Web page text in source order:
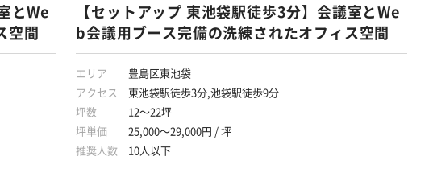
とWe
空間
【セットアップ 東池袋駅徒歩3分】会議室とWe
b会議用ブース完備の洗練されたオフィス空間
エリア
豊島区東池袋
アクセス
東池袋駅徒歩3分,池袋駅徒歩9分
坪数
12～22坪
坪単価
25,000～29,000円 / 坪
推奨人数
10人以下